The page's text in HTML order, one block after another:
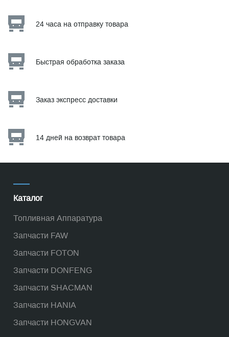
24 часа на отправку товара
Быстрая обработка заказа
Заказ экспресс доставки
14 дней на возврат товара
Каталог
Топливная Аппаратура
Запчасти FAW
Запчасти FOTON
Запчасти DONFENG
Запчасти SHACMAN
Запчасти HANIA
Запчасти HONGVAN